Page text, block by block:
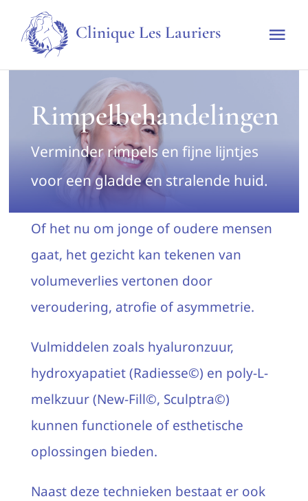
Clinique Les Lauriers
De kliniek
Technieken & Behandelingen
Tarieven
Afspraak maken
Rimpelbehandelingen
Verminder rimpels en fijne lijntjes
voor een gladde en stralende huid.
Of het nu om jonge of oudere mensen
gaat, het gezicht kan tekenen van
volumeverlies vertonen door
veroudering, atrofie of asymmetrie.
Vulmiddelen zoals hyaluronzuur,
hydroxyapatiet (Radiesse©) en poly-L-
melkzuur (New-Fill©, Sculptra©)
kunnen functionele of esthetische
oplossingen bieden.
Naast deze technieken bestaat er ook